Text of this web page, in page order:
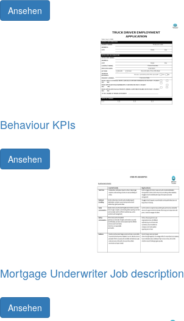
Ansehen
Behaviour KPIs
Ansehen
Mortgage Underwriter Job description
Ansehen